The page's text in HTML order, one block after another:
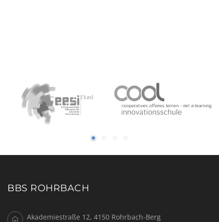
BBS ROHRBACH
Akademiestraße 12, 4150 Rohrbach-Berg